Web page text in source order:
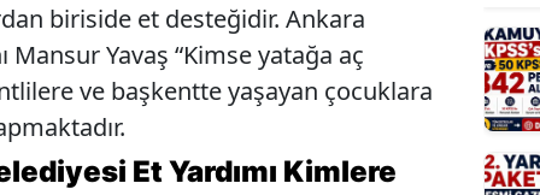
biriside et desteğidir. Ankara
Yavaş “Kimse yatağa aç
ve başkentte yaşayan çocuklara
Et Yardımı Kimlere